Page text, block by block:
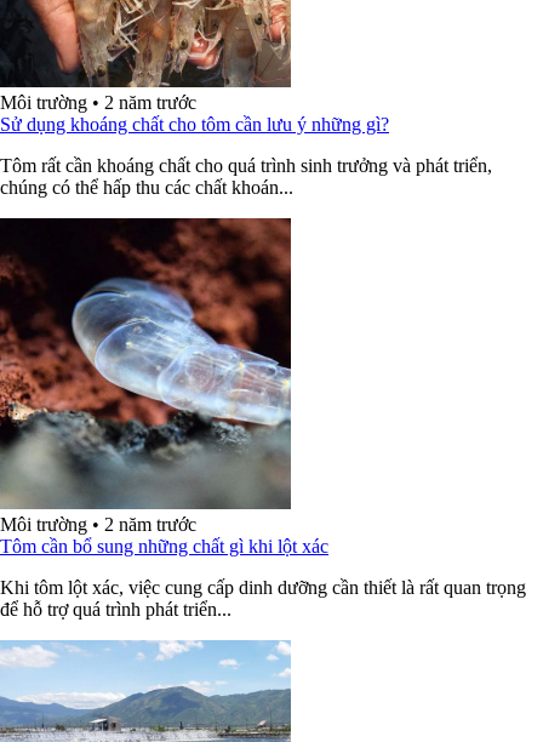
Môi trường • 2 năm trước
Sử dụng khoáng chất cho tôm cần lưu ý những gì?
Tôm rất cần khoáng chất cho quá trình sinh trưởng và phát triển,
chúng có thể hấp thu các chất khoán...
Môi trường • 2 năm trước
Tôm cần bổ sung những chất gì khi lột xác
Khi tôm lột xác, việc cung cấp dinh dưỡng cần thiết là rất quan trọng
để hỗ trợ quá trình phát triển...